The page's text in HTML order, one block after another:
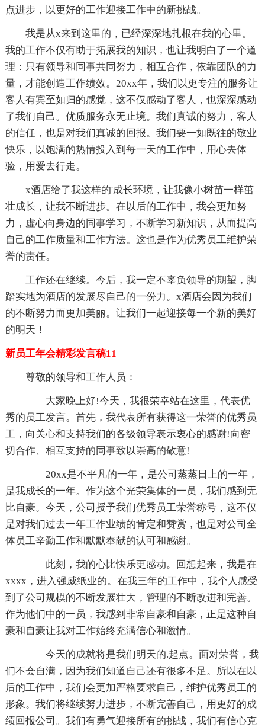
点进步，以更好的工作迎接工作中的新挑战。
我是从x来到这里的，已经深深地扎根在我的心里。
我的工作不仅有助于拓展我的知识，也让我明白了一个道
理：只有领导和同事共同努力，相互合作，依靠团队的力
量，才能创造工作绩效。20xx年，我们以更专注的服务让
客人有宾至如归的感觉，这不仅感动了客人，也深深感动
了我们自己。优质服务永无止境。我们真诚的努力，客人
的信任，也是对我们真诚的回报。我们要一如既往的敬业
快乐，以饱满的热情投入到每一天的工作中，用心去体
验，用爱去行走。
x酒店给了我这样的'成长环境，让我像小树苗一样茁
壮成长，让我不断进步。在以后的工作中，我会更加努
力，虚心向身边的同事学习，不断学习新知识，从而提高
自己的工作质量和工作方法。这也是作为优秀员工维护荣
誉的责任。
工作还在继续。今后，我一定不辜负领导的期望，脚
踏实地为酒店的发展尽自己的一份力。x酒店会因为我们
的不断努力而更加美丽。让我们一起迎接每一个新的美好
的明天！
新员工年会精彩发言稿11
尊敬的领导和工作人员：
大家晚上好!今天，我很荣幸站在这里，代表优
秀的员工发言。首先，我代表所有获得这一荣誉的优秀员
工，向关心和支持我们的各级领导表示衷心的感谢!向密
切合作、相互支持的同事致以崇高的敬意!
20xx是不平凡的一年，是公司蒸蒸日上的一年，
是我成长的一年。作为这个光荣集体的一员，我们感到无
比自豪。今天，公司授予我们优秀员工荣誉称号，这不仅
是对我们过去一年工作业绩的肯定和赞赏，也是对公司全
体员工辛勤工作和默默奉献的认可和感谢。
此刻，我的心比快乐更感动。回想起来，我是在
xxxx，进入强威纸业的。在我三年的工作中，我个人感受
到了公司规模的不断发展壮大，管理的不断改进和完善。
作为他们中的一员，我感到非常自豪和自豪，正是这种自
豪和自豪让我对工作始终充满信心和激情。
今天的成就将是我们明天的.起点。面对荣誉，我
们不会自满，因为我们知道自己还有很多不足。所以在以
后的工作中，我们会更加严格要求自己，维护优秀员工的
形象。我们将继续努力进步，不断完善自己，用更好的成
绩回报公司。我们有勇气迎接所有的挑战，我们有信心克